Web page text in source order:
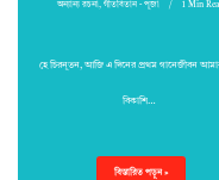
অন্যান্য রচনা,গীতবিতান - পূজা 1 Min
হে চিরনূতন, আজি এ দিনের প্রথম গানেজীবন
বিকাশি…
বিস্তারিত পড়ুন »